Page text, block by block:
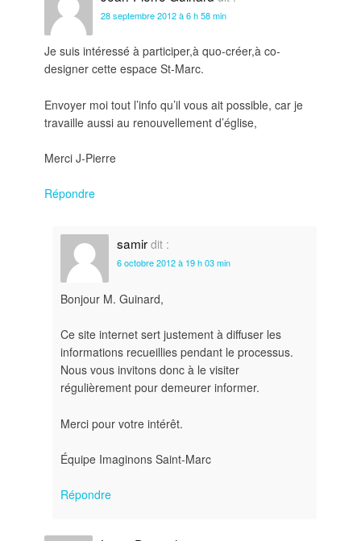
28 septembre 2012 à 6 h 58 min
Je suis intéressé à participer,à quo-créer,à co-
designer cette espace St-Marc.
Envoyer moi tout l’info qu’il vous ait possible, car je
travaille aussi au renouvellement d’église,
Merci J-Pierre
Répondre
samir dit :
6 octobre 2012 à 19 h 03 min
Bonjour M. Guinard,
Ce site internet sert justement à diffuser les
informations recueillies pendant le processus.
Nous vous invitons donc à le visiter
régulièrement pour demeurer informer.
Merci pour votre intérêt.
Équipe Imaginons Saint-Marc
Répondre